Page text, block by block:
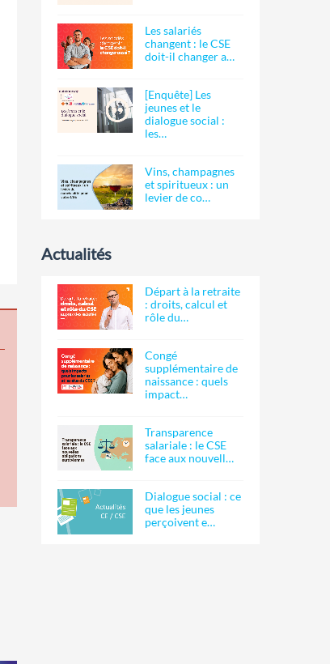
Les salariés
changent : le CSE
doit-il changer a…
[Enquête] Les
jeunes et le
dialogue social :
les…
Vins, champagnes
et spiritueux : un
levier de co…
Actualités
Départ à la retraite
: droits, calcul et
rôle du…
Congé
supplémentaire de
naissance : quels
impact…
Transparence
salariale : le CSE
face aux nouvell…
Dialogue social : ce
que les jeunes
perçoivent e…